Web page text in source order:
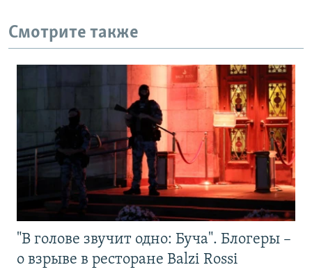
Смотрите также
"В голове звучит одно: Буча". Блогеры –
о взрыве в ресторане Balzi Rossi